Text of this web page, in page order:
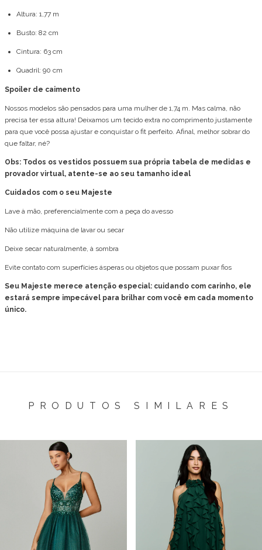
Altura: 1,77 m
Busto: 82 cm
Cintura: 63 cm
Quadril: 90 cm
Spoiler de caimento
Nossos modelos são pensados para uma mulher de 1,74 m. Mas calma, não
precisa ter essa altura! Deixamos um tecido extra no comprimento justamente
para que você possa ajustar e conquistar o fit perfeito. Afinal, melhor sobrar do
que faltar, né?
Obs: Todos os vestidos possuem sua própria tabela de medidas e
provador virtual, atente-se ao seu tamanho ideal
Cuidados com o seu Majeste
Lave à mão, preferencialmente com a peça do avesso
Não utilize máquina de lavar ou secar
Deixe secar naturalmente, à sombra
Evite contato com superfícies ásperas ou objetos que possam puxar fios
Seu Majeste merece atenção especial: cuidando com carinho, ele
estará sempre impecável para brilhar com você em cada momento
único.
PRODUTOS SIMILARES